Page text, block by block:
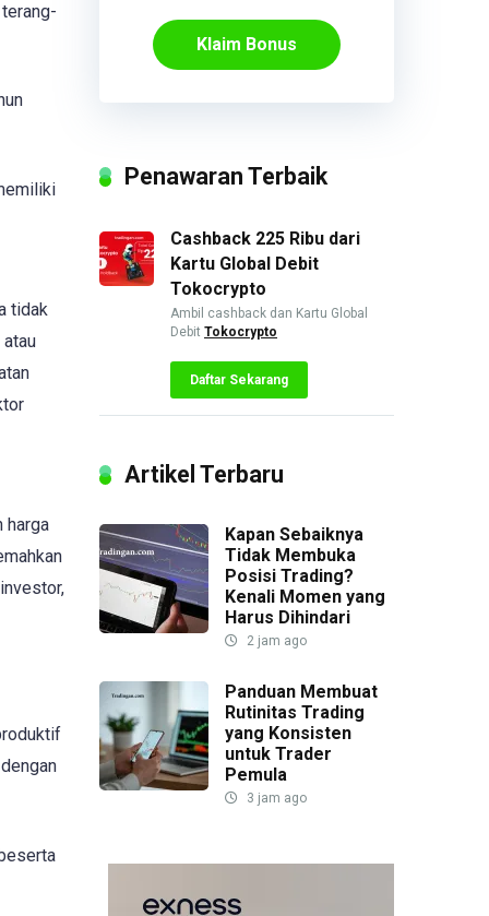
tidak
harga
Klaim Bonus
Penawaran Terbaik
Cashback 225 Ribu dari
Kartu Global Debit
Tokocrypto
Ambil cashback dan Kartu Global
Debit Tokocrypto
Daftar Sekarang
Artikel Terbaru
Kapan Sebaiknya
Tidak Membuka
Posisi Trading?
Kenali Momen yang
Harus Dihindari
2 jam ago
Panduan Membuat
Rutinitas Trading
yang Konsisten
untuk Trader
Pemula
3 jam ago